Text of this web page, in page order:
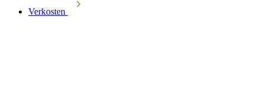
Verkosten